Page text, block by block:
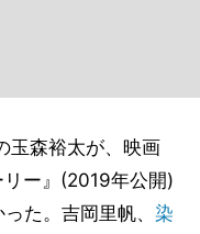
玉森裕太が、映画
リー』(2019年公開)
た。吉岡里帆、 染